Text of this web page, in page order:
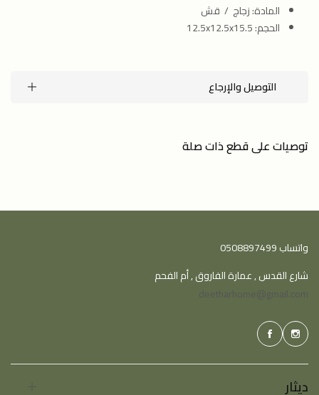
المادة: زجاج / قش
الحجم: 12.5x12.5x15.5
التوصيل والإرجاع
توصيات على قطع ذات صلة
واتساب 0508897499
شارع القدس , عمارة الفاروق , أم الفحم
ديثار